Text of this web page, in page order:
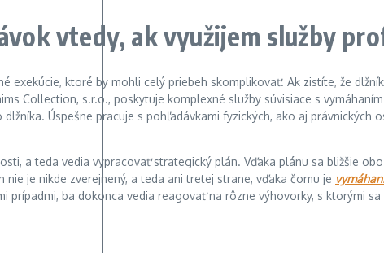
vtedy, ak využijem služby
exekúcie, ktoré by mohli celý priebeh skomplikovať. Ak zistíte, že
Collection, s.r.o., poskytuje komplexné služby súvisiace s
Úspešne pracuje s pohľadávkami fyzických, ako aj právnických
a teda vedia vypracovať strategický plán. Vďaka plánu sa bližšie
je nikde zverejnený, a teda ani tretej strane, vďaka čomu je
ba dokonca vedia reagovať na rôzne výhovorky, s ktorými